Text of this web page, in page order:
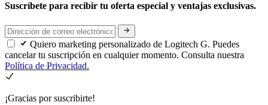
Suscríbete para recibir tu oferta especial y ventajas exclusivas.
Quiero marketing personalizado de Logitech G. Puedes
cancelar tu suscripción en cualquier momento. Consulta nuestra
Política de Privacidad.
¡Gracias por suscribirte!